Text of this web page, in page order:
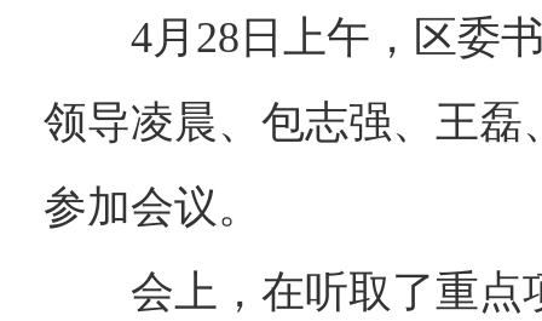
4月28日上午，区委
领导凌晨、包志强、王
参加会议。
会上，在听取了重点